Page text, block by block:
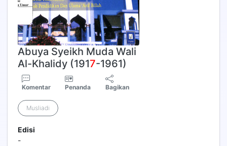
Abuya Syeikh Muda Wali
Al-Khalidy (1917-1961)
Komentar Penanda Bagikan
Musliadi
Edisi
-